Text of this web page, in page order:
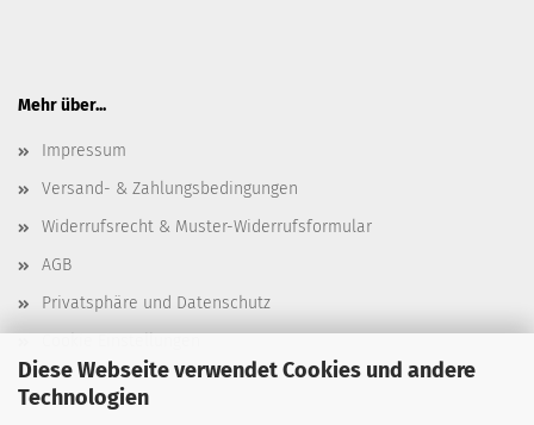
Diese Webseite verwendet Cookies und andere
Technologien
Mehr über...
Impressum
Versand- & Zahlungsbedingungen
Widerrufsrecht & Muster-Widerrufsformular
AGB
Privatsphäre und Datenschutz